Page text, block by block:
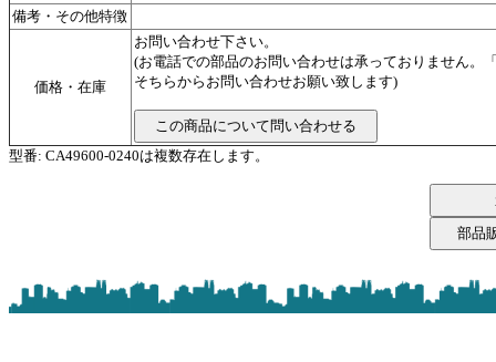
備考・その他特徴
価格・在庫
お問い合わせ下さい。
(お電話での部品のお問い合わせは承っておりません。
そちらからお問い合わせお願い致します)
型番: CA49600-0240は複数存在します。